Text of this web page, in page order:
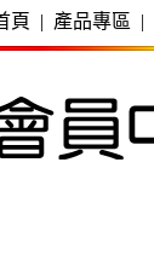
頁 | 產品專區 |